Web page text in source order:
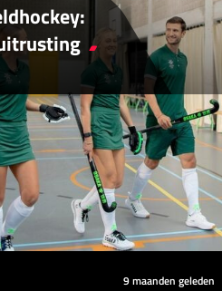
door, maar het
Zodra de
iedereen
niet alleen een
dat je andere
9 maanden geleden